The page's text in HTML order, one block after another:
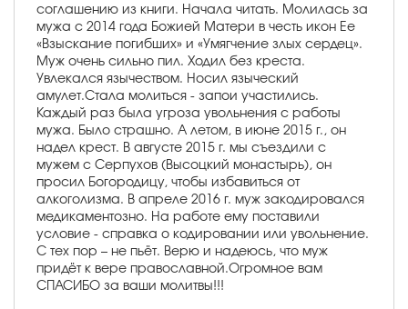
соглашению из книги. Начала читать. Молилась за
мужа с 2014 года Божией Матери в честь икон Ее
«Взыскание погибших» и «Умягчение злых сердец».
Муж очень сильно пил. Ходил без креста.
Увлекался язычеством. Носил языческий
амулет.Стала молиться - запои участились.
Каждый раз была угроза увольнения с работы
мужа. Было страшно. А летом, в июне 2015 г., он
надел крест. В августе 2015 г. мы съездили с
мужем с Серпухов (Высоцкий монастырь), он
просил Богородицу, чтобы избавиться от
алкоголизма. В апреле 2016 г. муж закодировался
медикаментозно. На работе ему поставили
условие - справка о кодировании или увольнение.
С тех пор – не пьёт. Верю и надеюсь, что муж
придёт к вере православной.Огромное вам
СПАСИБО за ваши молитвы!!!